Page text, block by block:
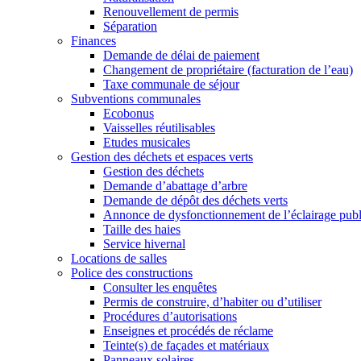
Renouvellement de permis
Séparation
Finances
Demande de délai de paiement
Changement de propriétaire (facturation de l’eau)
Taxe communale de séjour
Subventions communales
Ecobonus
Vaisselles réutilisables
Etudes musicales
Gestion des déchets et espaces verts
Gestion des déchets
Demande d’abattage d’arbre
Demande de dépôt des déchets verts
Annonce de dysfonctionnement de l’éclairage
Taille des haies
Service hivernal
Locations de salles
Police des constructions
Consulter les enquêtes
Permis de construire, d’habiter ou d’utiliser
Procédures d’autorisations
Enseignes et procédés de réclame
Teinte(s) de façades et matériaux